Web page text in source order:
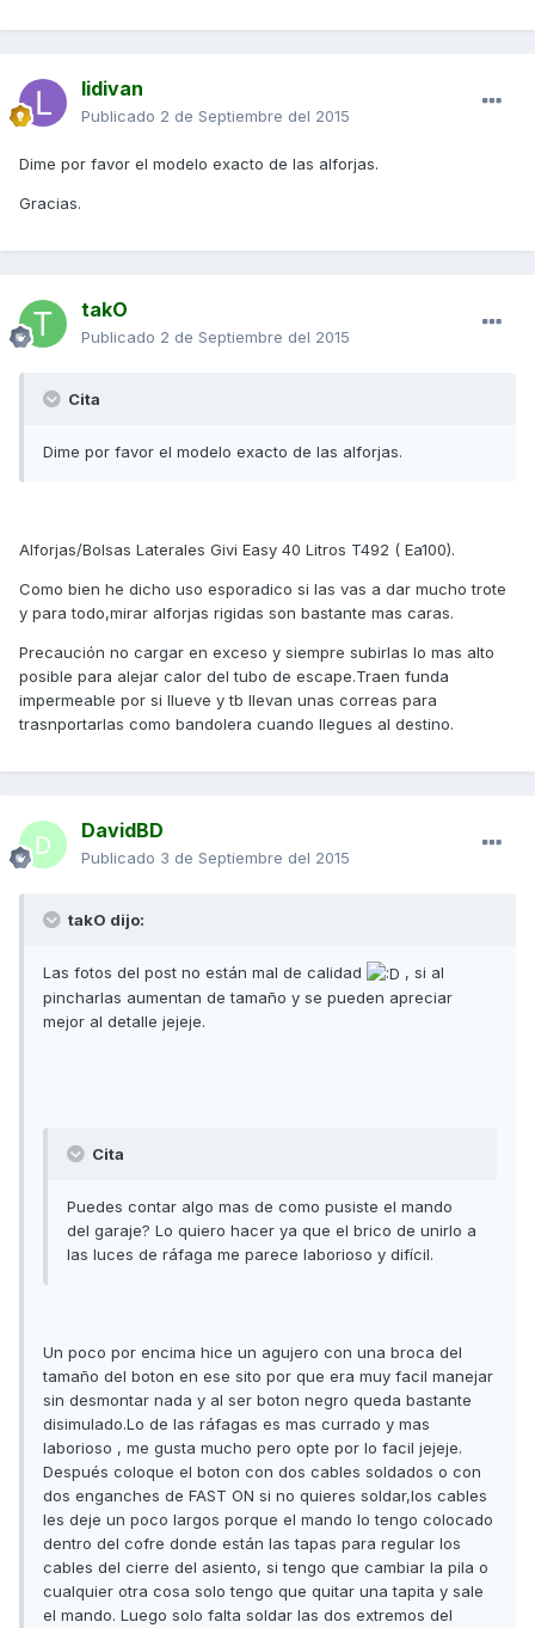
lidivan
Publicado 2 de Septiembre del 2015
Dime por favor el modelo exacto de las alforjas.
Gracias.
takO
Publicado 2 de Septiembre del 2015
Cita
Dime por favor el modelo exacto de las alforjas.
Alforjas/Bolsas Laterales Givi Easy 40 Litros T492 ( Ea100).
Como bien he dicho uso esporadico si las vas a dar mucho trote
y para todo,mirar alforjas rigidas son bastante mas caras.
Precaución no cargar en exceso y siempre subirlas lo mas alto
posible para alejar calor del tubo de escape.Traen funda
impermeable por si llueve y tb llevan unas correas para
trasnportarlas como bandolera cuando llegues al destino.
DavidBD
Publicado 3 de Septiembre del 2015
takO dijo:
Las fotos del post no están mal de calidad
, si al
pincharlas aumentan de tamaño y se pueden apreciar
mejor al detalle jejeje.
Cita
Puedes contar algo mas de como pusiste el mando
del garaje? Lo quiero hacer ya que el brico de unirlo a
las luces de ráfaga me parece laborioso y difícil.
Un poco por encima hice un agujero con una broca del
tamaño del boton en ese sito por que era muy facil manejar
sin desmontar nada y al ser boton negro queda bastante
disimulado.Lo de las ráfagas es mas currado y mas
laborioso , me gusta mucho pero opte por lo facil jejeje.
Después coloque el boton con dos cables soldados o con
dos enganches de FAST ON si no quieres soldar,los cables
les deje un poco largos porque el mando lo tengo colocado
dentro del cofre donde están las tapas para regular los
cables del cierre del asiento, si tengo que cambiar la pila o
cualquier otra cosa solo tengo que quitar una tapita y sale
el mando. Luego solo falta soldar las dos extremos del